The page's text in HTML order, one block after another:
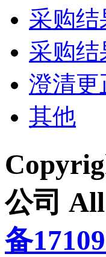
采购结
采购结
澄清更
其他
公司
备